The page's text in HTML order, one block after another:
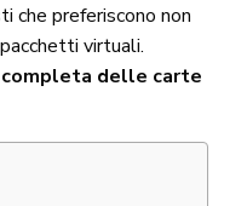
che preferiscono non
virtuali.
delle carte